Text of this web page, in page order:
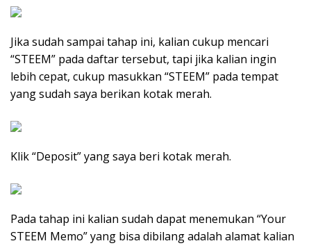
Jika sudah sampai tahap ini, kalian cukup mencari
“STEEM” pada daftar tersebut, tapi jika kalian ingin
lebih cepat, cukup masukkan “STEEM” pada tempat
yang sudah saya berikan kotak merah.
Klik “Deposit” yang saya beri kotak merah.
Pada tahap ini kalian sudah dapat menemukan “Your
STEEM Memo” yang bisa dibilang adalah alamat kalian